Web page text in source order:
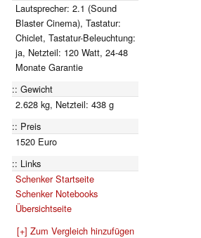
Lautsprecher: 2.1 (Sound
Blaster Cinema), Tastatur:
Chiclet, Tastatur-Beleuchtung:
ja, Netzteil: 120 Watt, 24-48
Monate Garantie
Gewicht
2.628 kg, Netzteil: 438 g
Preis
1520 Euro
Links
Schenker Startseite
Schenker Notebooks
Übersichtseite
[+] Zum Vergleich hinzufügen